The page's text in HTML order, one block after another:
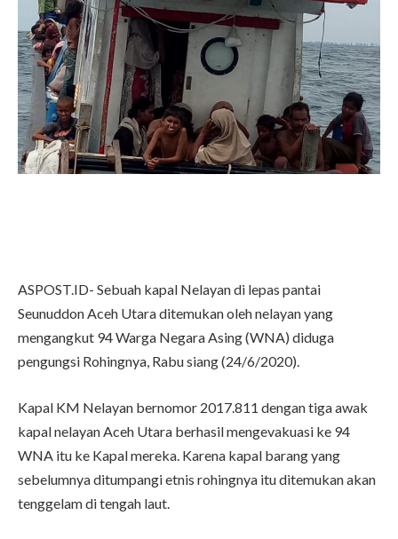
ASPOST.ID- Sebuah kapal Nelayan di lepas pantai
Seunuddon Aceh Utara ditemukan oleh nelayan yang
mengangkut 94 Warga Negara Asing (WNA) diduga
pengungsi Rohingnya, Rabu siang (24/6/2020).
Kapal KM Nelayan bernomor 2017.811 dengan tiga awak
kapal nelayan Aceh Utara berhasil mengevakuasi ke 94
WNA itu ke Kapal mereka. Karena kapal barang yang
sebelumnya ditumpangi etnis rohingnya itu ditemukan akan
tenggelam di tengah laut.